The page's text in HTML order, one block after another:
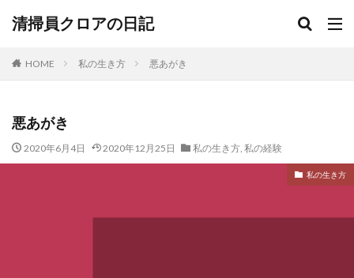
清掃員クロアの日記
HOME 私の生き方 悪あがき
悪あがき
2020年6月4日 2020年12月25日 私の生き方, 私の経験
私の生き方